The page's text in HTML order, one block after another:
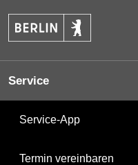
Service
Service-App
Termin vereinbaren